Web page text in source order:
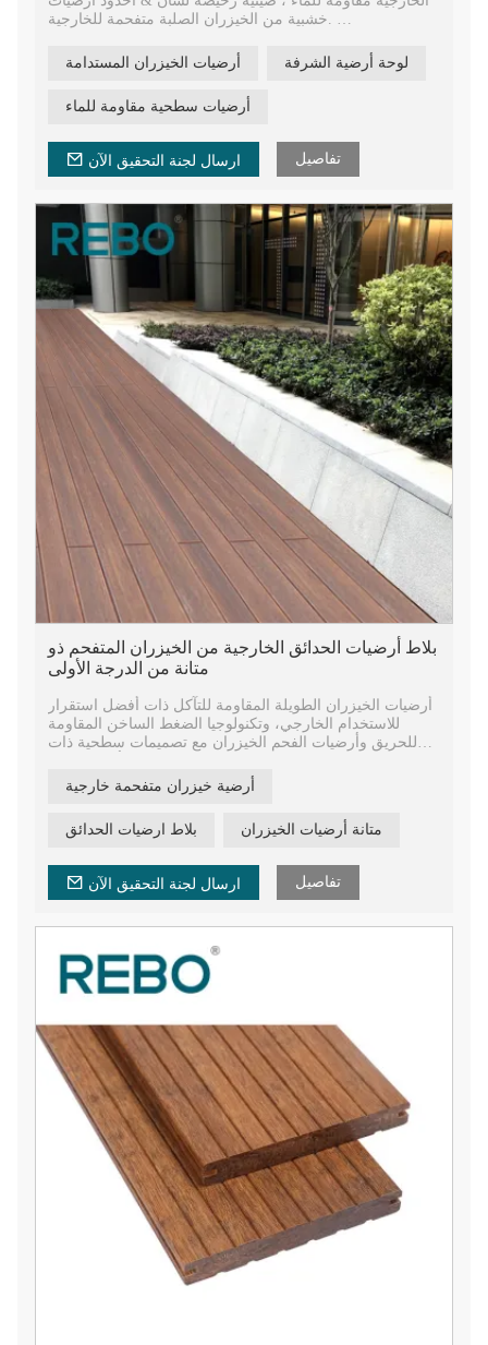
خشبية من الخيزران الصلبة متفحمة للخارجية.
أرضيات خارجية من خشب الخيزران المركب مع تصميم
سطحي مجوف متساوي. مادة الأرضيات الخشبية الأكثر
استخدام وجه واحد وأخدود عالي ومنخفض في الجانبين
أرضيات الخيزران المستدامة لوحة أرضية الشرفة
أرضيات سطحية مقاومة للماء
ارسال لجنة التحقيق الآن تفاصيل
بلاط أرضيات الحدائق الخارجية من الخيزران المتفحم ذو
متانة من الدرجة الأولى
أرضيات الخيزران الطويلة المقاومة للتآكل ذات أفضل استقرار
للاستخدام الخارجي، وتكنولوجيا الضغط الساخن المقاومة
للحريق وأرضيات الفحم الخيزران مع تصميمات سطحية ذات
أرضيات خارجية من الخيزران المنسوجة بخيوط مضادة للانزلاق
وسهلة الصيانة للحفاظ على مظهرها الجميل. أرضيات خارجية
من الخيزران المركب الصديق للبيئة من خشب الخيزران
أرضيات خارجية من الخيزران المنسوجة عالية الكثافة بنسبة
باستخدام مشابك من الفولاذ المقاوم للصدأ. تصميم رأس
أرضية خيزران متفحمة خارجية
بلاط ارضيات الحدائق متانة أرضيات الخيزران
ارسال لجنة التحقيق الآن تفاصيل